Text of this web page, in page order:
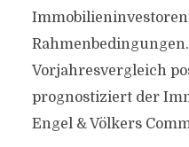
Vorjahresvergleich
prognostiziert der
Engel & Völkers